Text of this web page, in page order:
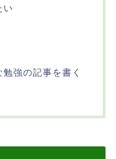
い
強の記事を書く